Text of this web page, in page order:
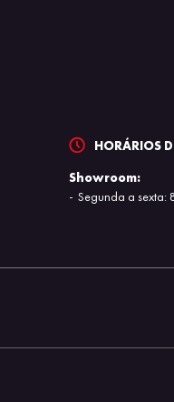
HORÁRIOS
Showroom:
Segunda a sexta: